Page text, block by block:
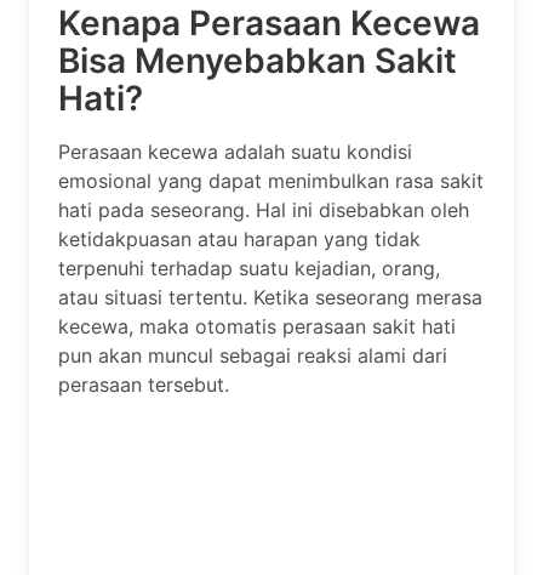
Kenapa Perasaan Kecewa
Bisa Menyebabkan Sakit
Hati?
Perasaan kecewa adalah suatu kondisi
emosional yang dapat menimbulkan rasa sakit
hati pada seseorang. Hal ini disebabkan oleh
ketidakpuasan atau harapan yang tidak
terpenuhi terhadap suatu kejadian, orang,
atau situasi tertentu. Ketika seseorang merasa
kecewa, maka otomatis perasaan sakit hati
pun akan muncul sebagai reaksi alami dari
perasaan tersebut.